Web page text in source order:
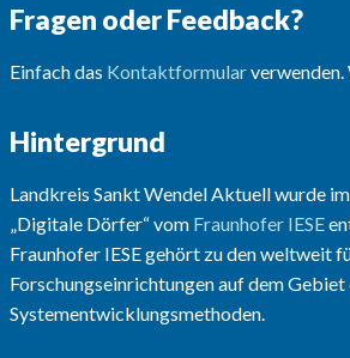
Fragen oder Feedback?
Einfach das Kontaktformularverwenden.
Hintergrund
Landkreis Sankt Wendel Aktuell wurde
„Digitale Dörfer“ vom Fraunhofer IESE
Fraunhofer IESE gehört zu den weltweit
Forschungseinrichtungen auf dem
Systementwicklungsmethoden.